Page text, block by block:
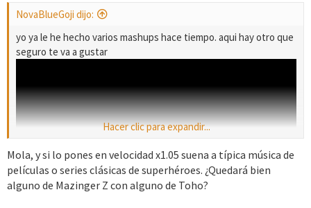
NovaBlueGoji dijo:
yo ya le he hecho varios mashups hace tiempo. aqui hay otro que
seguro te va a gustar
Hacer clic para expandir...
Mola, y si lo pones en velocidad x1.05 suena a típica música de
películas o series clásicas de superhéroes. ¿Quedará bien
alguno de Mazinger Z con alguno de Toho?